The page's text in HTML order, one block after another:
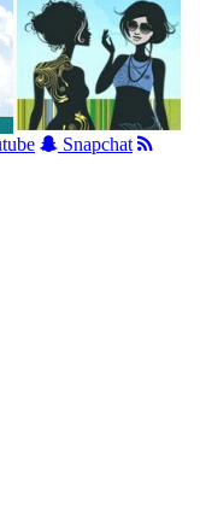
Snapchat